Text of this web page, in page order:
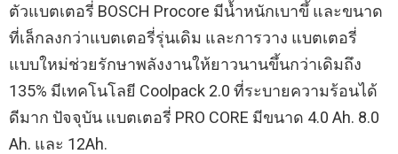
ตัวแบตเตอรี่ BOSCH Procore มีน้ำหนักเบาขึ้ และขนาด
ที่เล็กลงกว่าแบตเตอรี่รุ่นเดิม และการวาง แบตเตอรี่
แบบใหม่ช่วยรักษาพลังงานให้ยาวนานขึ้นกว่าเดิมถึง
135% มีเทคโนโลยี Coolpack 2.0 ที่ระบายความร้อนได้
ดีมาก ปัจจุบัน แบตเตอรี่ PRO CORE มีขนาด 4.0 Ah. 8.0
Ah. และ 12Ah.